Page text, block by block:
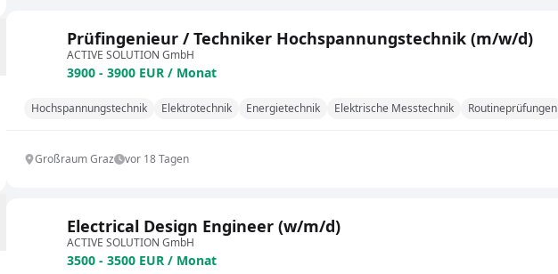
Prüfingenieur / Techniker Hochspannungstechnik (m/w/d)
ACTIVE SOLUTION GmbH
3900 - 3900 EUR / Monat
Hochspannungstechnik Elektrotechnik Energietechnik Elektrische Messtechnik Routineprüfungen
Großraum Graz vor 18 Tagen
Electrical Design Engineer (w/m/d)
ACTIVE SOLUTION GmbH
3500 - 3500 EUR / Monat